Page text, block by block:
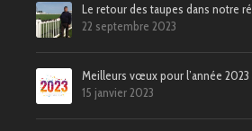
Le retour des taupes dans notre
22 septembre 2023
Meilleurs vœux pour l’année 2023
15 janvier 2023